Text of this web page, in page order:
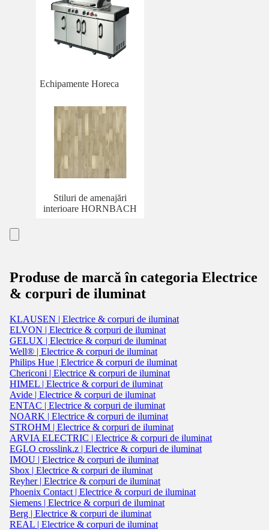
Echipamente Horeca
Stiluri de amenajări
interioare HORNBACH
Produse de marcă în categoria Electrice
& corpuri de iluminat
KLAUSEN | Electrice & corpuri de iluminat
ELVON | Electrice & corpuri de iluminat
GELUX | Electrice & corpuri de iluminat
Well® | Electrice & corpuri de iluminat
Philips Hue | Electrice & corpuri de iluminat
Chericoni | Electrice & corpuri de iluminat
HIMEL | Electrice & corpuri de iluminat
Avide | Electrice & corpuri de iluminat
ENTAC | Electrice & corpuri de iluminat
NOARK | Electrice & corpuri de iluminat
STROHM | Electrice & corpuri de iluminat
ARVIA ELECTRIC | Electrice & corpuri de iluminat
EGLO crosslink.z | Electrice & corpuri de iluminat
IMOU | Electrice & corpuri de iluminat
Sbox | Electrice & corpuri de iluminat
Reyher | Electrice & corpuri de iluminat
Phoenix Contact | Electrice & corpuri de iluminat
Siemens | Electrice & corpuri de iluminat
Berg | Electrice & corpuri de iluminat
REAL | Electrice & corpuri de iluminat